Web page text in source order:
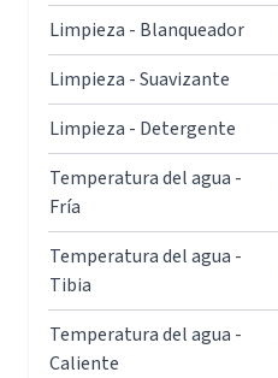
Limpieza - Blanqueador
Limpieza - Suavizante
Limpieza - Detergente
Temperatura del agua -
Fría
Temperatura del agua -
Tibia
Temperatura del agua -
Caliente